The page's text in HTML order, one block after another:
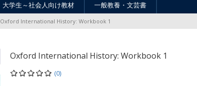
大学生～社会人向け教材 一般教養・文芸書
Oxford International History: Workbook 1
Oxford International History: Workbook 1
(0)